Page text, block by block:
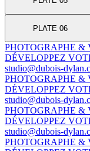
PLATE 06
PHOTOGRAPHE &
DÉVELOPPEZ
studio@dubois-
PHOTOGRAPHE &
DÉVELOPPEZ
studio@dubois-
PHOTOGRAPHE &
DÉVELOPPEZ
studio@dubois-
PHOTOGRAPHE &